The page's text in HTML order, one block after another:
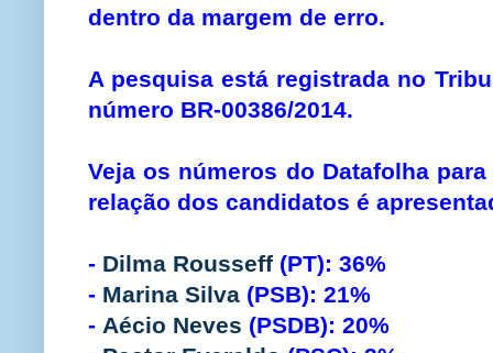
dentro da margem de erro.
A pesquisa está registrada no
número BR-00386/2014.
Veja os números do Datafolha
relação dos candidatos é
- Dilma Rousseff (PT): 36%
- Marina Silva (PSB): 21%
- Aécio Neves (PSDB): 20%